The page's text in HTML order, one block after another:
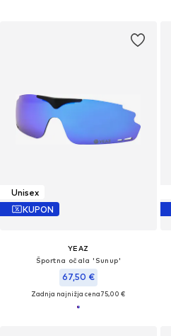
Unisex
KUPON
YEAZ
Športna očala 'Sunup'
67,50 €
Zadnja najnižja cena75,00 €